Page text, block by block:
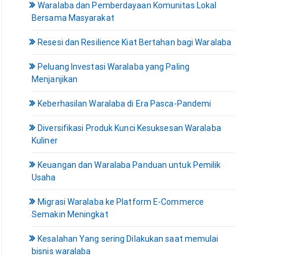
Waralaba dan Pemberdayaan Komunitas Lokal
Bersama Masyarakat
Resesi dan Resilience Kiat Bertahan bagi Waralaba
Peluang Investasi Waralaba yang Paling
Menjanjikan
Keberhasilan Waralaba di Era Pasca-Pandemi
Diversifikasi Produk Kunci Kesuksesan Waralaba
Kuliner
Keuangan dan Waralaba Panduan untuk Pemilik
Usaha
Migrasi Waralaba ke Platform E-Commerce
Semakin Meningkat
Kesalahan Yang sering Dilakukan saat memulai
bisnis waralaba